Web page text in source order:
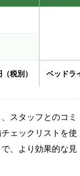
税別） ベッドラ
スタッフとのコミ
ェックリストを使
、より効果的な見